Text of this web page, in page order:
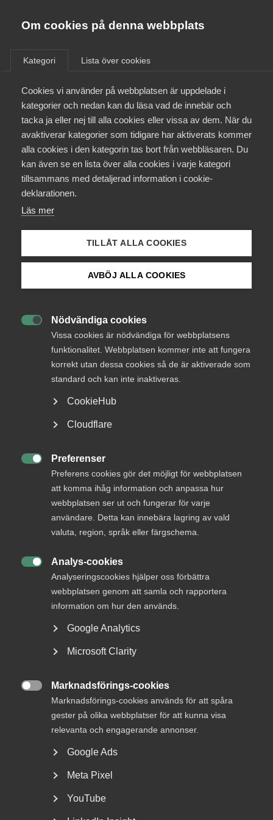
Om cookies på denna webbplats
Kategori Lista över cookies
Cookies vi använder på webbplatsen är uppdelade i
kategorier och nedan kan du läsa vad de innebär och
tacka ja eller nej till alla cookies eller vissa av dem. När du
avaktiverar kategorier som tidigare har aktiverats kommer
alla cookies i den kategorin tas bort från webbläsaren. Du
kan även se en lista över alla cookies i varje kategori
tillsammans med detaljerad information i cookie-
deklarationen.
Läs mer
TILLÅT ALLA COOKIES
AVBÖJ ALLA COOKIES
Nödvändiga cookies
Vissa cookies är nödvändiga för webbplatsens
funktionalitet. Webbplatsen kommer inte att fungera
korrekt utan dessa cookies så de är aktiverade som
standard och kan inte inaktiveras.
CookieHub
Cloudflare
Preferenser
Preferens cookies gör det möjligt för webbplatsen
att komma ihåg information och anpassa hur
webbplatsen ser ut och fungerar för varje
användare. Detta kan innebära lagring av vald
valuta, region, språk eller färgschema.
Analys-cookies
Analyseringscookies hjälper oss förbättra
webbplatsen genom att samla och rapportera
information om hur den används.
Google Analytics
Microsoft Clarity
Marknadsförings-cookies
Marknadsförings-cookies används för att spåra
gester på olika webbplatser för att kunna visa
relevanta och engagerande annonser.
Google Ads
Meta Pixel
YouTube
Almega Utbildning
Innovations­företagen
Kompetens­företagen
Medie­företagen
Säkerhets­företagen
Tåg­företagen
Om Almega
Aktuellt
Medlemskapet
Mina sidor
Kurser & utbildningar
Logga in på Arbetsgivarguiden
Sök på almega.se
Cookie-inställningar
Betänkandet Privata utförare
– Kontroll och insyn (SOU
2013:53)
Finansdepartementet
Svar senast
11 oktober 2013
Läs remissen
Bli en del av framtidens
arbetsliv
Jobb & karriär
Rådgivning, hjälp och
Rådgivning och hjälp
Kontakta Almega
Arbetsgivarguiden
hjälper dig att göra rätt